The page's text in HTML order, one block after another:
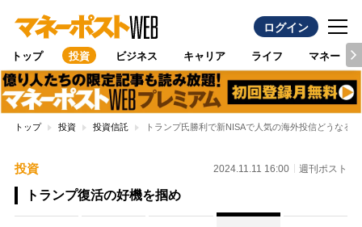
ログイン
トップ 投資 ビジネス キャリア ライフ マネー
トップ 投資 投資信託 トランプ氏勝利で新NISAで人気の海外投信どうな
投資 2024.11.11 16:00 週刊ポスト
トランプ復活の好機を掴め